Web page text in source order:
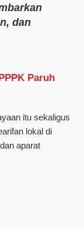
dan
Paruh
itu sekaligus
lokal di
aparat